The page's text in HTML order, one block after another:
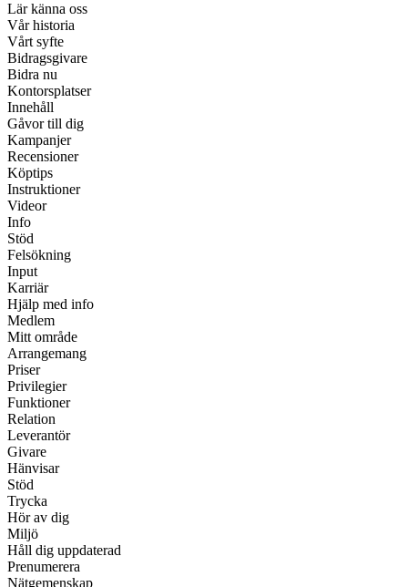
Lär känna oss
Vår historia
Vårt syfte
Bidragsgivare
Bidra nu
Kontorsplatser
Innehåll
Gåvor till dig
Kampanjer
Recensioner
Köptips
Instruktioner
Videor
Info
Stöd
Felsökning
Input
Karriär
Hjälp med info
Medlem
Mitt område
Arrangemang
Priser
Privilegier
Funktioner
Relation
Leverantör
Givare
Hänvisar
Stöd
Trycka
Hör av dig
Miljö
Håll dig uppdaterad
Prenumerera
Nätgemenskap